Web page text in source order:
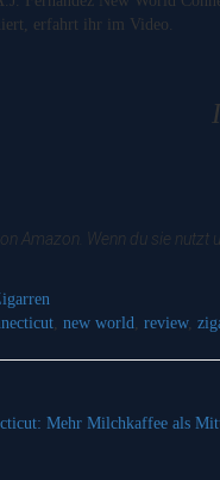
erfahrt ihr im Video.
Amazon. Wenn du sie
new world review,